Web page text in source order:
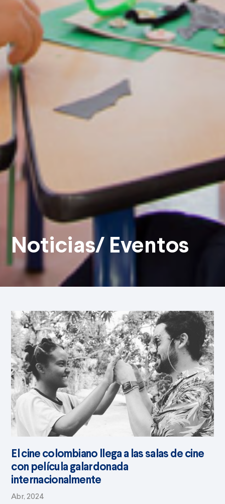
Noticias/ Eventos
El cine colombiano llega a las salas de cine
con película galardonada
internacionalmente
Abr, 2024